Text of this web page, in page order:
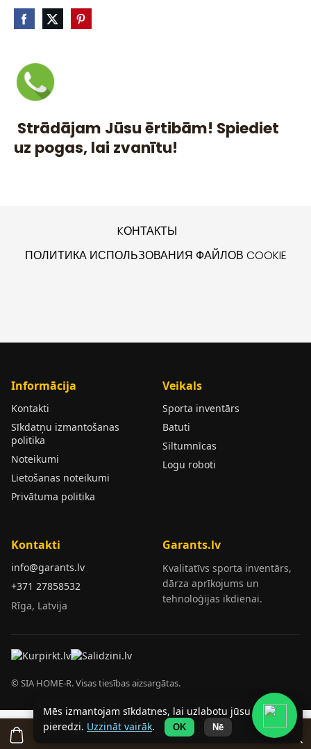
Strādājam Jūsu ērtibām! Spiediet
uz pogas, lai zvanītu!
KОНТАКТЫ
ПОЛИТИКА ИСПОЛЬЗОВАНИЯ ФАЙЛОВ COOKIE
Informācija
Kontakti
Sīkdatņu izmantošanas
politika
Noteikumi
Lietošanas noteikumi
Privātuma politika
Veikals
Sporta inventārs
Batuti
Siltumnīcas
Logu roboti
Kontakti
info@garants.lv
+371 27858532
Rīga, Latvija
Garants.lv
Kvalitatīvs sporta inventārs,
dārza aprīkojums un
tehnoloģijas ikdienai.
© SIA HOME-R. Visas tiesības aizsargātas.
Mēs izmantojam sīkdatnes, lai uzlabotu jūsu
pieredzi. Uzzināt vairāk. OK Nē